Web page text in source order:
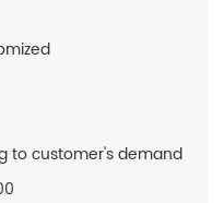
to customer's demand